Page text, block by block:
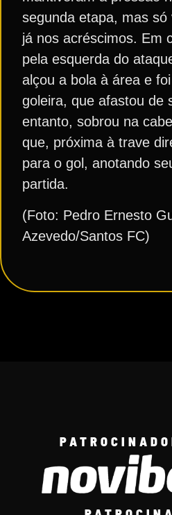
segunda etapa, mas
já nos acréscimos. Em
pela esquerda do
alçou a bola à área e
goleira, que afastou de
entanto, sobrou na
que, próxima à trave
para o gol, anotando
partida.
(Foto: Pedro Ernesto
Azevedo/Santos FC)